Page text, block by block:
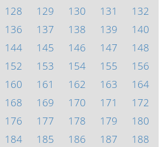
128 129 130 131
132
136 137 138 139
140
144 145 146 147
148
152 153 154 155
156
160 161 162 163
164
168 169 170 171
172
176 177 178 179
180
184 185 186 187
188